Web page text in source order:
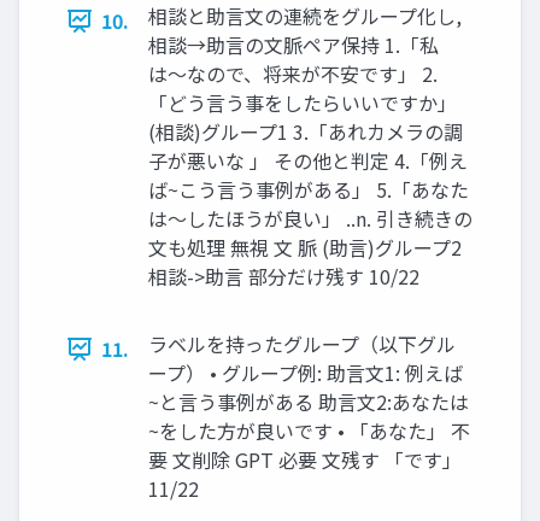
10.
相談と助言文の連続をグループ化し,
相談→助言の文脈ペア保持 1.「私
は〜なので、将来が不安です」 2.
「どう言う事をしたらいいですか」
(相談)グループ1 3.「あれカメラの調
子が悪いな 」 その他と判定 4.「例え
ば~こう言う事例がある」 5.「あなた
は〜したほうが良い」 ..n. 引き続きの
文も処理 無視 文 脈 (助言)グループ2
相談->助言 部分だけ残す 10/22
11.
ラベルを持ったグループ（以下グル
ープ） • グループ例: 助言文1: 例えば
~と言う事例がある 助言文2:あなたは
~をした方が良いです • 「あなた」 不
要 文削除 GPT 必要 文残す 「です」
11/22